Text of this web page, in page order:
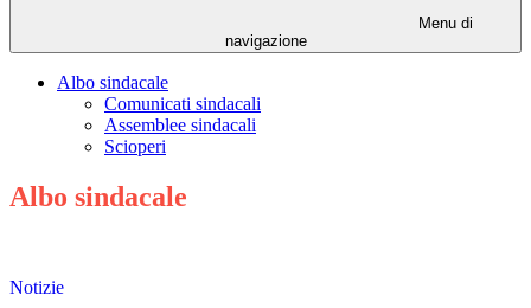
Menu di
navigazione
Albo sindacale
Comunicati sindacali
Assemblee sindacali
Scioperi
Albo sindacale
Notizie